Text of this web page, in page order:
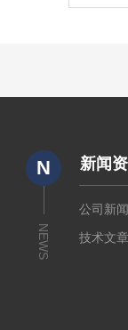
N
NEWS
新闻
公司新
技术文